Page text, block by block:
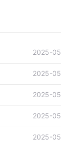
2025-05
2025-05
2025-05
2025-05
2025-05